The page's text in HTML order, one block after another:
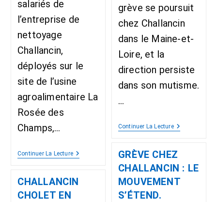
salariés de
l’entreprise de
nettoyage
Challancin,
déployés sur le
site de l’usine
agroalimentaire La
Rosée des
Champs,…
Continuer La Lecture
grève se poursuit
chez Challancin
dans le Maine-et-
Loire, et la
direction persiste
dans son mutisme.
…
Continuer La Lecture
GRÈVE CHEZ
CHALLANCIN : LE
MOUVEMENT
S’ÉTEND.
CHALLANCIN
CHOLET EN